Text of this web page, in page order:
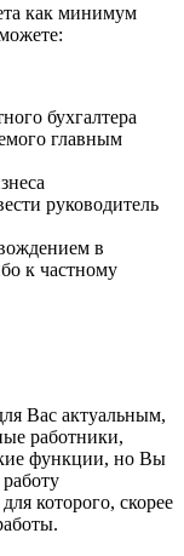
как минимум
бухгалтера
главным
руководитель
в
к частному
Вас актуальным,
работники,
функции, но Вы
которого, скорее